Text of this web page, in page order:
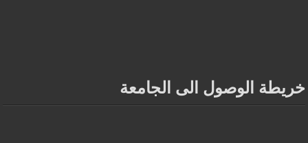
خريطة الوصول الى الجامعة